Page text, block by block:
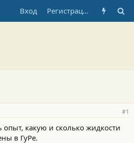
Вход Регистрация
#1
опыт, какую и сколько жидкости
в ГуРе.